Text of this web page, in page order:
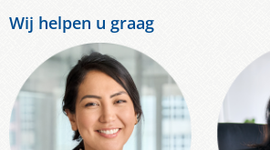
Wij helpen u graag